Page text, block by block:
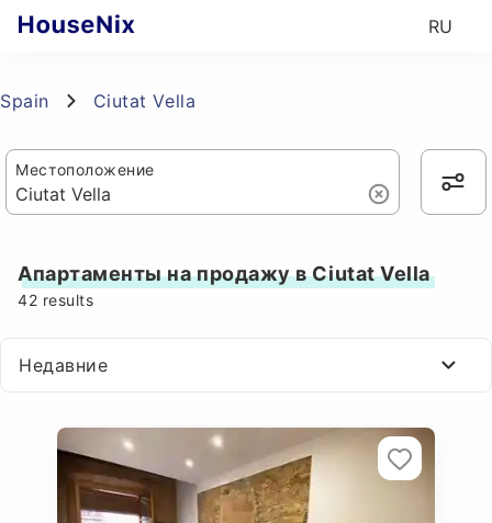
RU
Spain Ciutat Vella
Местоположение
Апартаменты на продажу в Ciutat Vella
42 results
Недавние